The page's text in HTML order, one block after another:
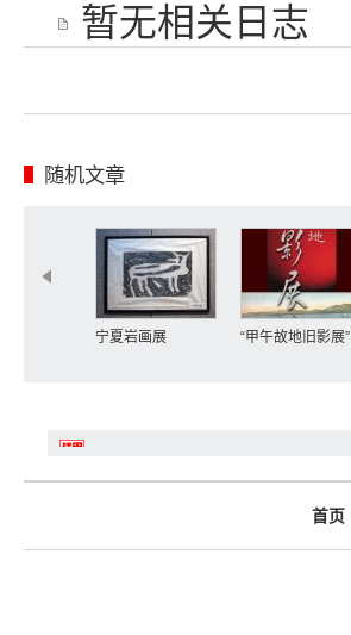
暂无相关日志
随机文章
宁夏岩画展 “甲午故地旧影展”
首页